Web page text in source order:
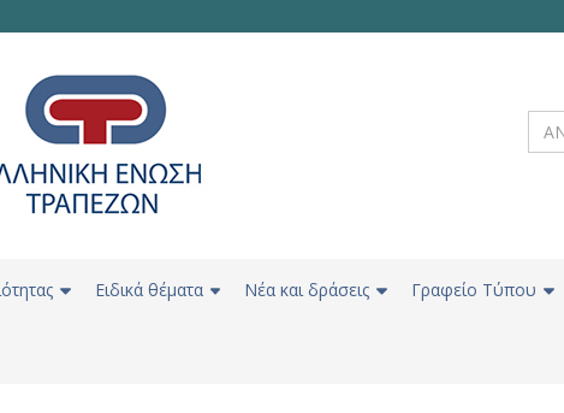
Ειδικά θέματα Νέα και δράσεις Γραφείο Τύπου